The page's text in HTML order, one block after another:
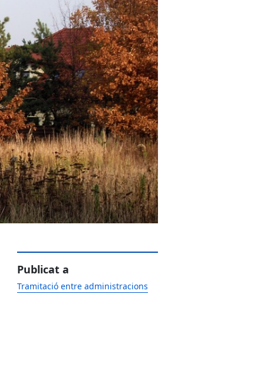
Publicat a
Tramitació entre administracions